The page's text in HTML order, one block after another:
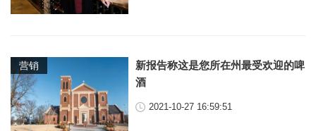
营销
新报告称这是您所在州最受欢迎的啤
酒
2021-10-27 16:59:51